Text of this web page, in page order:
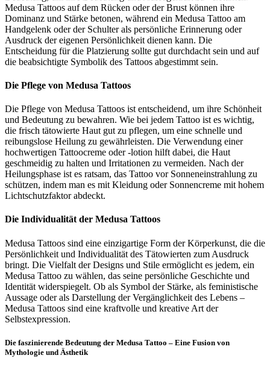
Medusa Tattoos auf dem Rücken oder der Brust können ihre
Dominanz und Stärke betonen, während ein Medusa Tattoo am
Handgelenk oder der Schulter als persönliche Erinnerung oder
Ausdruck der eigenen Persönlichkeit dienen kann. Die
Entscheidung für die Platzierung sollte gut durchdacht sein und auf
die beabsichtigte Symbolik des Tattoos abgestimmt sein.
Die Pflege von Medusa Tattoos
Die Pflege von Medusa Tattoos ist entscheidend, um ihre Schönheit
und Bedeutung zu bewahren. Wie bei jedem Tattoo ist es wichtig,
die frisch tätowierte Haut gut zu pflegen, um eine schnelle und
reibungslose Heilung zu gewährleisten. Die Verwendung einer
hochwertigen Tattoocreme oder -lotion hilft dabei, die Haut
geschmeidig zu halten und Irritationen zu vermeiden. Nach der
Heilungsphase ist es ratsam, das Tattoo vor Sonneneinstrahlung zu
schützen, indem man es mit Kleidung oder Sonnencreme mit hohem
Lichtschutzfaktor abdeckt.
Die Individualität der Medusa Tattoos
Medusa Tattoos sind eine einzigartige Form der Körperkunst, die die
Persönlichkeit und Individualität des Tätowierten zum Ausdruck
bringt. Die Vielfalt der Designs und Stile ermöglicht es jedem, ein
Medusa Tattoo zu wählen, das seine persönliche Geschichte und
Identität widerspiegelt. Ob als Symbol der Stärke, als feministische
Aussage oder als Darstellung der Vergänglichkeit des Lebens –
Medusa Tattoos sind eine kraftvolle und kreative Art der
Selbstexpression.
Die faszinierende Bedeutung der Medusa Tattoo – Eine Fusion von
Mythologie und Ästhetik